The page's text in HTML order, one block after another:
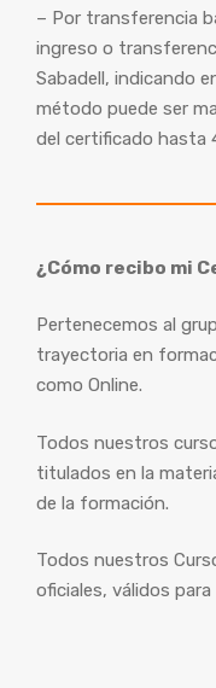
– Por transferencia
ingreso o
Sabadell, indicando
método puede ser
del certificado hasta
¿Cómo recibo mi
Pertenecemos al
trayectoria en
como Online.
Todos nuestros
titulados en la
de la formación.
Todos nuestros
oficiales, válidos